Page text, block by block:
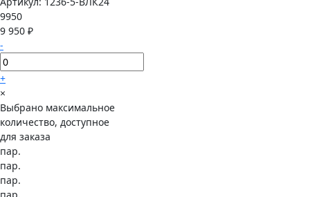
9950
9 950 ₽
-
+
×
Выбрано максимальное
количество, доступное
для заказа
пар.
пар.
пар.